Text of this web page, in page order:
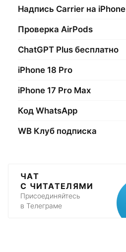
Надпись Carrier на iPhone
Проверка AirPods
ChatGPT Plus бесплатно
iPhone 18 Pro
iPhone 17 Pro Max
Код WhatsApp
WB Клуб подписка
ЧАТ
С ЧИТАТЕЛЯМИ
Присоединяйтесь
в Телеграме